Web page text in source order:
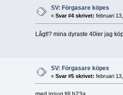
SV: Förgasare köpes
« Svar #4 skrivet: februari
Lågt!? mina dyraste 40ier jag
SV: Förgasare köpes
« Svar #5 skrivet: februari